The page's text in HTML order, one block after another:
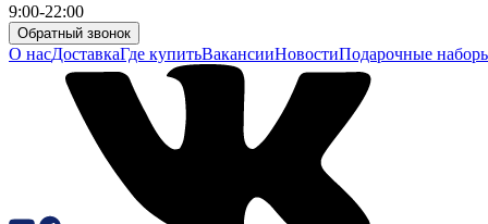
9:00-22:00
Обратный звонок
О насДоставкаГде купитьВакансииНовостиПодарочные